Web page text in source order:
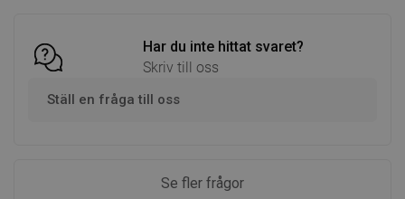
Har du inte hittat svaret?
Skriv till oss
Ställ en fråga till oss
Se fler frågor